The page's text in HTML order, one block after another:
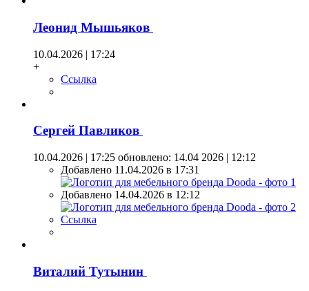
Леонид Мышьяков
10.04.2026 | 17:24
+
Ссылка
Сергей Павликов
10.04.2026 | 17:25 обновлено: 14.04 2026 | 12:12
Добавлено 11.04.2026 в 17:31
Добавлено 14.04.2026 в 12:12
Ссылка
Виталий Тутынин